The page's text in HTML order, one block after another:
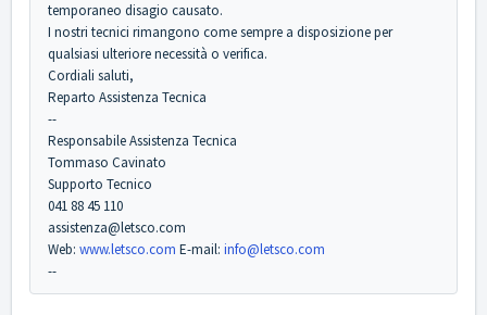
temporaneo disagio causato.
I nostri tecnici rimangono come sempre a disposizione per
qualsiasi ulteriore necessità o verifica.
Cordiali saluti,
Reparto Assistenza Tecnica
--
Responsabile Assistenza Tecnica
Tommaso Cavinato
Supporto Tecnico
041 88 45 110
assistenza@letsco.com
Web: www.letsco.com E-mail: info@letsco.com
--